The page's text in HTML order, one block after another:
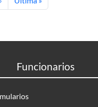
Funcionarios